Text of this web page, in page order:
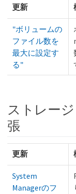
更新
"ボリュームの
ファイル数を
最大に設定す
る"
ストレー
張
更新
System
Managerのフ